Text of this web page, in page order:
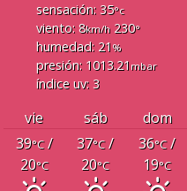
sensación: 35°c
viento: 8km/h230°
humedad: 21 %
presión: 1013.21 mbar
índice uv: 3
vie sáb
dom
39°C/
20°C
37°C/
20°C
36°C/
19°C